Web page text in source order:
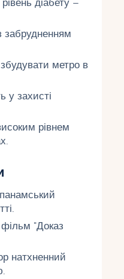
діабету –
забрудненням
метро в
у захисті
рівнем
фільм "Доказ
натхненний